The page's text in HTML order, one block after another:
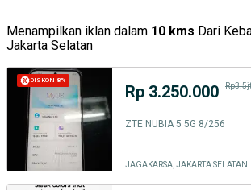
Menampilkan iklan dalam 10 kms Dari
Jakarta Selatan
DISKON 8%
Rp 3.250.000 Rp3.5jt
ZTE NUBIA 5 5G 8/256
JAGAKARSA, JAKARTA SELATAN